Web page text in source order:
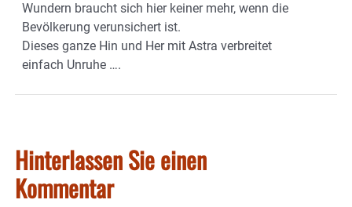
Wundern braucht sich hier keiner mehr, wenn die
Bevölkerung verunsichert ist.
Dieses ganze Hin und Her mit Astra verbreitet
einfach Unruhe ….
Hinterlassen Sie einen
Kommentar